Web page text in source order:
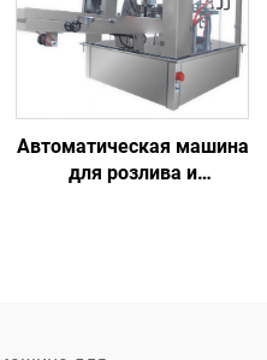
Автоматическая машина
для розлива и